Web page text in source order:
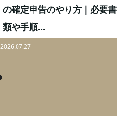
の確定申告のやり方｜必要書
類や手順...
2026.07.27